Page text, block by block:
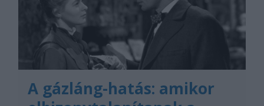
A gázláng-hatás: amikor